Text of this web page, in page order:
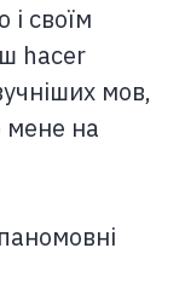
своїм
hacer
мов,
мене на